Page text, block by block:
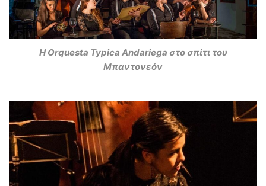
H Orquesta Typica Andariega στο σπίτι του
Μπαντονεόν